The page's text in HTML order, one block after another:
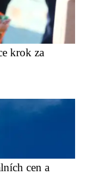
krok za
cen a